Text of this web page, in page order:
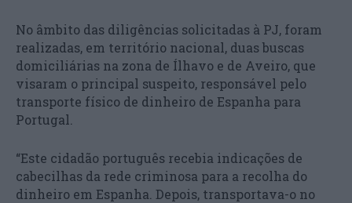
No âmbito das diligências solicitadas à PJ, foram
realizadas, em território nacional, duas buscas
domiciliárias na zona de Ílhavo e de Aveiro, que
visaram o principal suspeito, responsável pelo
transporte físico de dinheiro de Espanha para
Portugal.
“Este cidadão português recebia indicações de
cabecilhas da rede criminosa para a recolha do
dinheiro em Espanha. Depois, transportava-o no